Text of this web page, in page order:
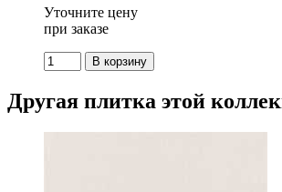
Уточните цену
при заказе
Другая плитка этой